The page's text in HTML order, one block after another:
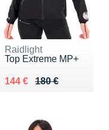
Raidlight
Top Extreme MP+
180 €
Au lieu de 180 €
144 €
Vendu 144 €